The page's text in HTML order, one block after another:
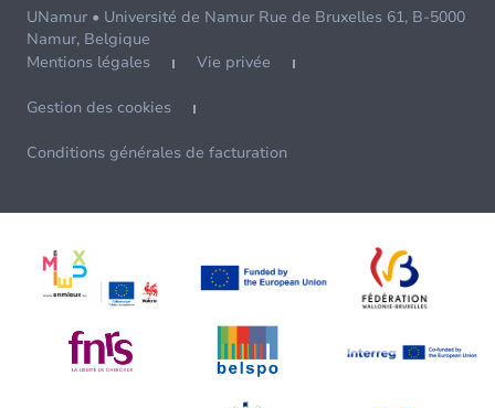
UNamur • Université de Namur Rue de Bruxelles 61, B-5000
Namur, Belgique
Mentions légales
Vie privée
Gestion des cookies
Conditions générales de facturation